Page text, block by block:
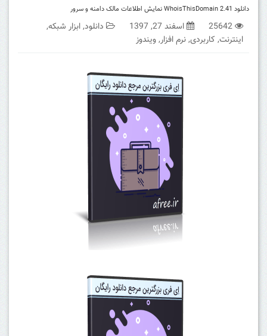
دانلود WhoisThisDomain 2.41 نمایش اطلاعات مالک دامنه و سرور
25642 اسفند 27, 1397 دانلود,ابزار شبکه,
اینترنت, کاربردی,نرم افزار,ویندوز